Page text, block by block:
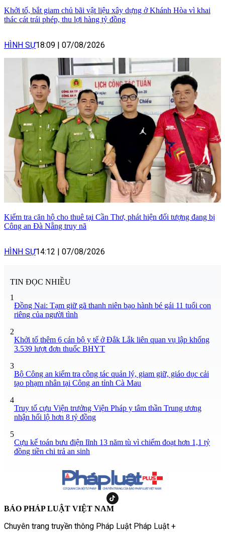
Khởi tố, bắt giam chủ bãi vật liệu xây dựng ở Khánh Hòa vì khai
thác cát trái phép, thu lợi hàng tỷ đồng
HÌNH SỰ18:09 | 07/08/2026
Kiểm tra căn hộ cho thuê tại Cần Thơ, phát hiện đối tượng đang bị
Công an Đà Nẵng truy nã
HÌNH SỰ14:12 | 07/08/2026
TIN ĐỌC NHIỀU
1
Đồng Nai: Tạm giữ gã thanh niên bạo hành bé gái 11 tuổi con
riêng của người tình
2
Khởi tố thêm 6 cán bộ y tế ở Đắk Lắk liên quan vụ lập khống
3.539 lượt đơn thuốc BHYT
3
Bộ Công an kiểm tra công tác quản lý, giam giữ, giáo dục cải
tạo phạm nhân tại Công an tỉnh Cà Mau
4
Truy tố cựu Viện trưởng Viện Pháp y tâm thần Trung ương
nhận hối lộ hơn 8 tỷ đồng
5
Cựu kế toán bưu điện lĩnh 13 năm tù vì chiếm đoạt hơn 1,1 tỷ
đồng tiền chi trả an sinh
BÁO PHÁP LUẬT VIỆT NAM
Chuyên trang truyền thông Pháp Luật Pháp Luật +